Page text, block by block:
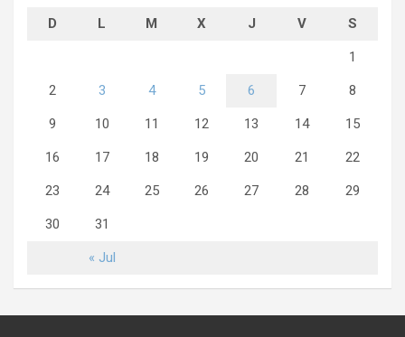
D L M X J V S
« Jul
1
2 3 4 5 6 7 8
9 10 11 12 13 14 15
16 17 18 19 20 21 22
23 24 25 26 27 28 29
30 31